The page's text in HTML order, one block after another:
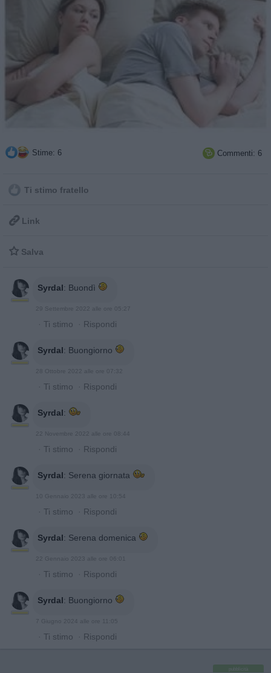
Stime: 6  Commenti: 6
Ti stimo fratello
 Link
 Salva
Syrdal: Buondì
29 Settembre 2022 alle ore 05:27
· Ti stimo · Rispondi
Syrdal: Buongiorno
28 Ottobre 2022 alle ore 07:32
· Ti stimo · Rispondi
Syrdal:
22 Novembre 2022 alle ore 08:44
· Ti stimo · Rispondi
Syrdal: Serena giornata
10 Gennaio 2023 alle ore 10:54
· Ti stimo · Rispondi
Syrdal: Serena domenica
22 Gennaio 2023 alle ore 06:01
· Ti stimo · Rispondi
Syrdal: Buongiorno
7 Giugno 2024 alle ore 11:05
· Ti stimo · Rispondi
pubblicità